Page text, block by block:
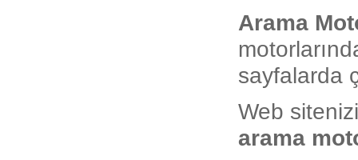
Arama
sayfalarda
Web
arama